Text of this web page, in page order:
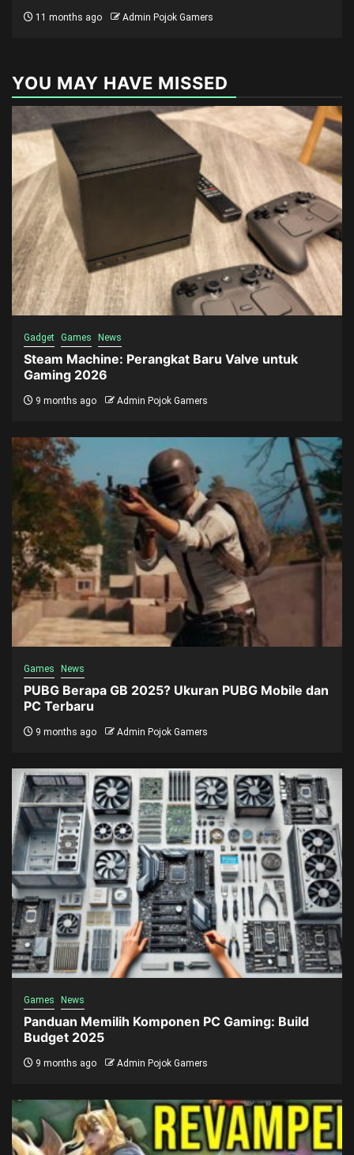
11 months ago Admin Pojok Gamers
YOU MAY HAVE MISSED
Gadget Games News
Steam Machine: Perangkat Baru Valve untuk
Gaming 2026
9 months ago Admin Pojok Gamers
Games News
PUBG Berapa GB 2025? Ukuran PUBG Mobile dan
PC Terbaru
9 months ago Admin Pojok Gamers
Games News
Panduan Memilih Komponen PC Gaming: Build
Budget 2025
9 months ago Admin Pojok Gamers